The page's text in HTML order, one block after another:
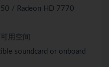
/ Radeon HD 7770
用空间
soundcard or onboard